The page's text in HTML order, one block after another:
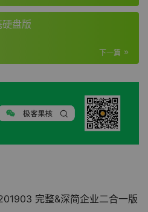
盘版
下一篇
完整&深简企业二合一版